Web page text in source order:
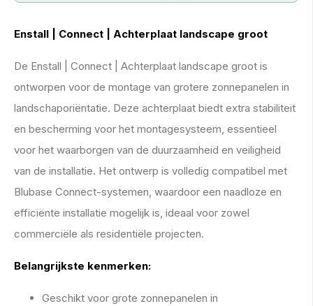
Enstall | Connect | Achterplaat landscape groot
De Enstall | Connect | Achterplaat landscape groot is
ontworpen voor de montage van grotere zonnepanelen in
landschaporiëntatie. Deze achterplaat biedt extra stabiliteit
en bescherming voor het montagesysteem, essentieel
voor het waarborgen van de duurzaamheid en veiligheid
van de installatie. Het ontwerp is volledig compatibel met
Blubase Connect-systemen, waardoor een naadloze en
efficiënte installatie mogelijk is, ideaal voor zowel
commerciële als residentiële projecten.
Belangrijkste kenmerken:
Geschikt voor grote zonnepanelen in